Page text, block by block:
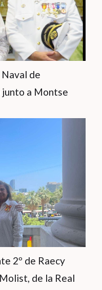
de
junto a Montse
2º de Raecy
de la Real